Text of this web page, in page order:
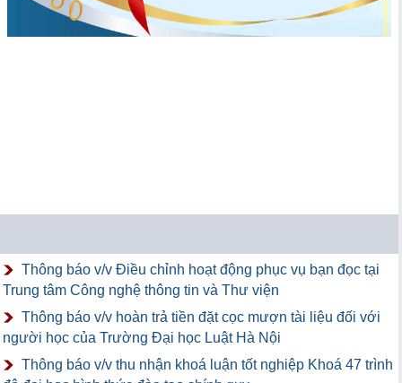
Thông báo v/v Điều chỉnh hoạt động phục vụ bạn đọc tại
Trung tâm Công nghệ thông tin và Thư viện
Thông báo v/v hoàn trả tiền đặt cọc mượn tài liệu đối với
người học của Trường Đại học Luật Hà Nội
Thông báo v/v thu nhận khoá luận tốt nghiệp Khoá 47 trình